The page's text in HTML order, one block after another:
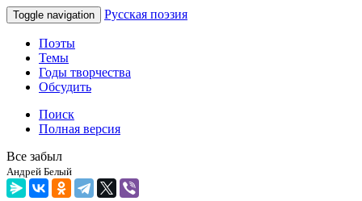
Toggle navigation Русская поэзия
Поэты
Темы
Годы творчества
Обсудить
Поиск
Полная версия
Все забыл
Андрей Белый